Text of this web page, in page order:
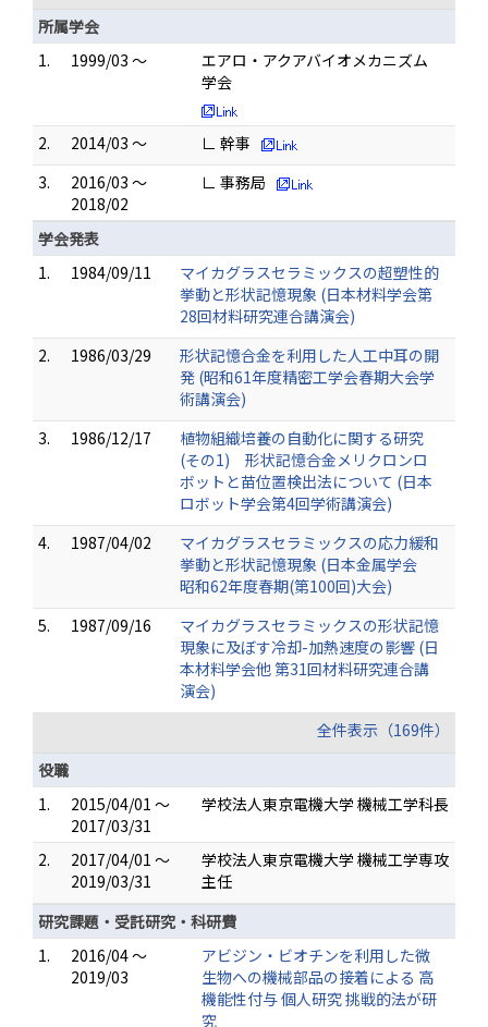
所属学会
1.
1999/03 ～
エアロ・アクアバイオメカニズム
学会
2. 2014/03 ～
∟ 幹事
3.
2016/03 ～
2018/02
∟ 事務局
学会発表
1.
1984/09/11
マイカグラスセラミックスの超塑性的
挙動と形状記憶現象 (日本材料学会第
28回材料研究連合講演会)
2.
1986/03/29
形状記憶合金を利用した人工中耳の開
発 (昭和61年度精密工学会春期大会学
術講演会)
3.
1986/12/17
植物組織培養の自動化に関する研究
(その1) 形状記憶合金メリクロンロ
ボットと苗位置検出法について (日本
ロボット学会第4回学術講演会)
4.
1987/04/02
マイカグラスセラミックスの応力緩和
挙動と形状記憶現象 (日本金属学会
昭和62年度春期(第100回)大会)
5.
1987/09/16
マイカグラスセラミックスの形状記憶
現象に及ぼす冷却-加熱速度の影響 (日
本材料学会他 第31回材料研究連合講
演会)
全件表示（169件）
役職
1.
2015/04/01 ～
2017/03/31
学校法人東京電機大学 機械工学科長
2.
2017/04/01 ～
2019/03/31
学校法人東京電機大学 機械工学専攻
主任
研究課題・受託研究・科研費
1.
2016/04 ～
2019/03
アビジン・ビオチンを利用した微
生物への機械部品の接着による 高
機能性付与 個人研究 挑戦的法が研
究